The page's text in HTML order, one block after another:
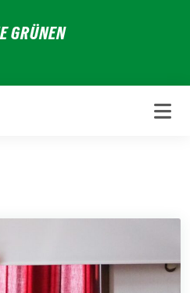
GRÜNEN